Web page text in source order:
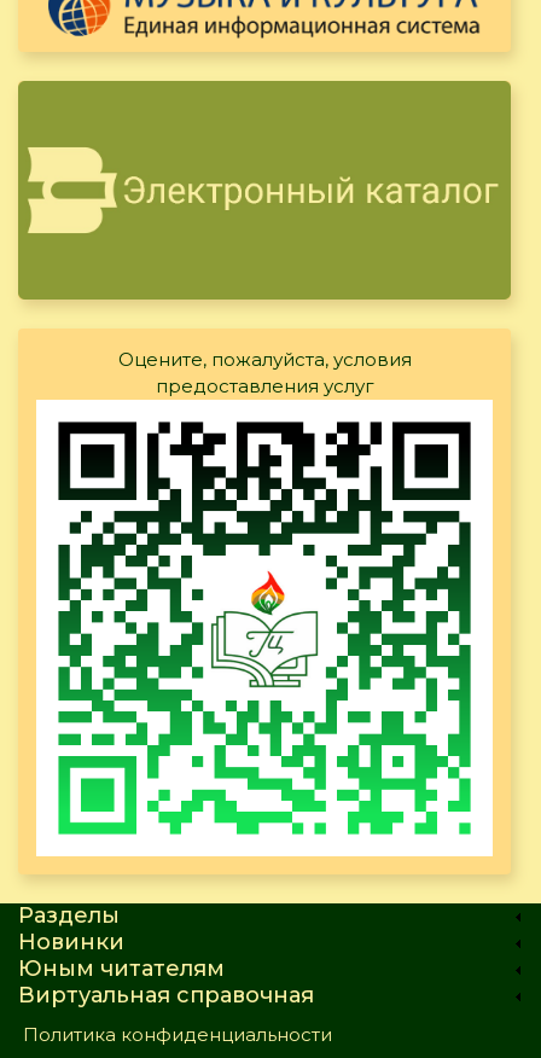
Оцените, пожалуйста, условия
предоставления услуг
Разделы
Новинки
Юным читателям
Виртуальная справочная
Политика конфиденциальности